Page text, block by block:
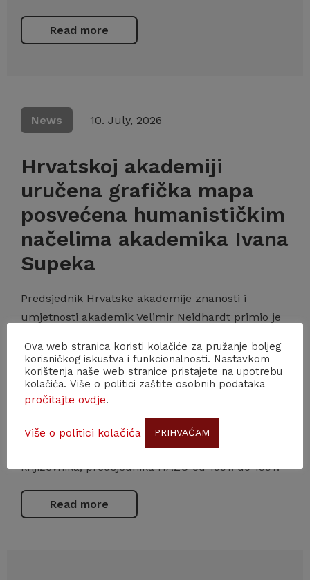
Read more
News 10. July, 2026
Hrvatskoj akademiji
uručena grafička mapa
posvećena humanističkim
načelima akademika Ivana
Supeka
Predsjednik Hrvatske akademije znanosti i
umjetnosti akademik Velimir Neidhardt primio je
ravnateljicu Hrvatskog povijesnog muzeja Mateu
Brstilo Rešetar koja je Hrvatskoj akademiji uručila
grafičku mapu Mi smo sanjali, autora Svjetlana
humanističkih načela akademika Ivana Supeka,
istaknutog hrvatskog fizičara, filozofa i
književnika, predsjednika HAZU od 1991. do 1997.
Read more
Ova web stranica koristi kolačiće za pružanje boljeg
korisničkog iskustva i funkcionalnosti. Nastavkom
korištenja naše web stranice pristajete na upotrebu
kolačića. Više o politici zaštite osobnih podataka
pročitajte ovdje.
Više o politici kolačića PRIHVAĆAM